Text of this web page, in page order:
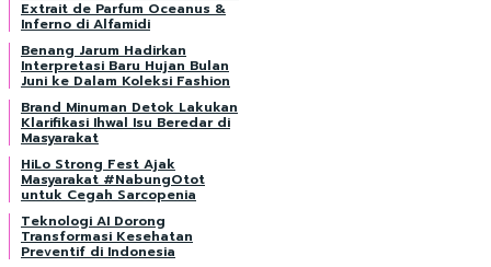
Extrait de Parfum Oceanus &
Inferno di Alfamidi
Benang Jarum Hadirkan
Interpretasi Baru Hujan Bulan
Juni ke Dalam Koleksi Fashion
Brand Minuman Detok Lakukan
Klarifikasi Ihwal Isu Beredar di
Masyarakat
HiLo Strong Fest Ajak
Masyarakat #NabungOtot
untuk Cegah Sarcopenia
Teknologi AI Dorong
Transformasi Kesehatan
Preventif di Indonesia